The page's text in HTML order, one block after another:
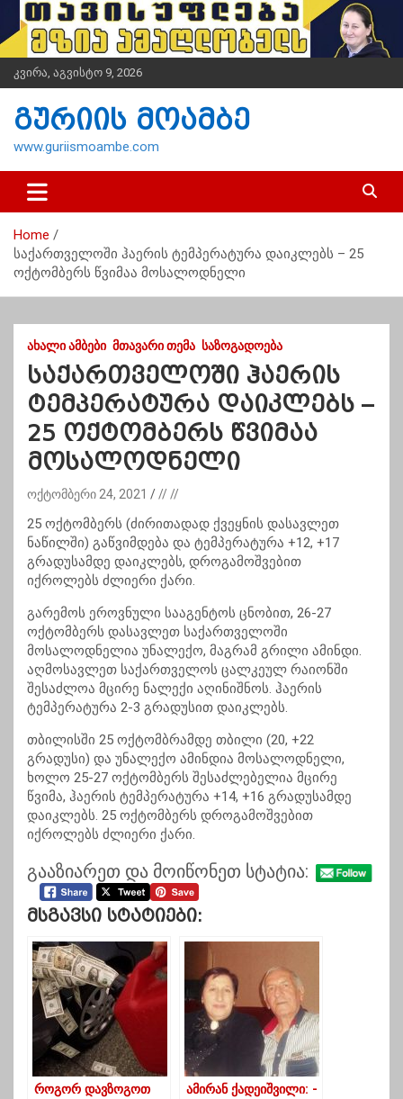
i
t
n
კვირა, აგვისტო 9, 2026
გურიის მოამბე
www.guriismoambe.com
Home
საქართველოში ჰაერის ტემპერატურა დაიკლებს – 25
ოქტომბერს წვიმაა მოსალოდნელი
ᲐᲮᲐᲚᲘ ᲐᲛᲑᲔᲑᲘ ᲛᲗᲐᲕᲐᲠᲘ ᲗᲔᲛᲐ ᲡᲐᲖᲝᲒᲐᲓᲝᲔᲑᲐ
საქართველოში ჰაერის
ტემპერატურა დაიკლებს –
25 ოქტომბერს წვიმაა
მოსალოდნელი
ოქტომბერი 24, 2021 // //
25 ოქტომბერს (ძირითადად ქვეყნის დასავლეთ
ნაწილში) გაწვიმდება და ტემპერატურა +12, +17
გრადუსამდე დაიკლებს, დროგამოშვებით
იქროლებს ძლიერი ქარი.
გარემოს ეროვნული სააგენტოს ცნობით, 26-27
ოქტომბერს დასავლეთ საქართველოში
მოსალოდნელია უნალექო, მაგრამ გრილი ამინდი.
აღმოსავლეთ საქართველოს ცალკეულ რაიონში
შესაძლოა მცირე ნალექი აღინიშნოს. ჰაერის
ტემპერატურა 2-3 გრადუსით დაიკლებს.
თბილისში 25 ოქტომბრამდე თბილი (20, +22
გრადუსი) და უნალექო ამინდია მოსალოდნელი,
ხოლო 25-27 ოქტომბერს შესაძლებელია მცირე
წვიმა, ჰაერის ტემპერატურა +14, +16 გრადუსამდე
დაიკლებს. 25 ოქტომბერს დროგამოშვებით
იქროლებს ძლიერი ქარი.
გააზიარეთ და მოიწონეთ სტატია:
Მსგავსი Სტატიები:
როგორ დავზოგოთ
ამირან ქადეიშვილი: -